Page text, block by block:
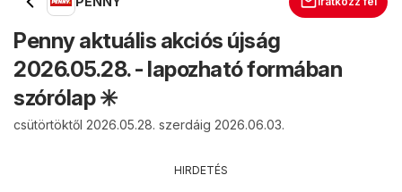
Penny aktuális akciós újság
2026.05.28. - lapozható formában
szórólap ✳️
csütörtöktől 2026.05.28. szerdáig 2026.06.03.
HIRDETÉS